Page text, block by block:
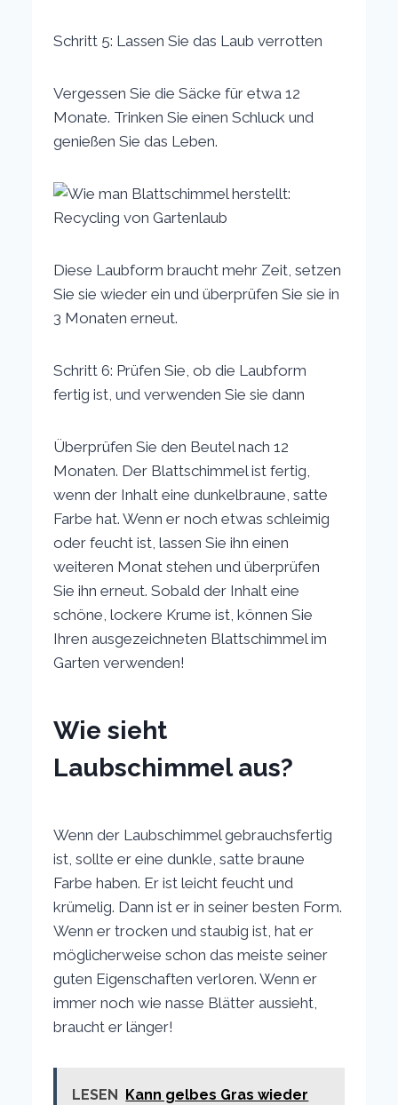
Schritt 5: Lassen Sie das Laub verrotten
Vergessen Sie die Säcke für etwa 12
Monate. Trinken Sie einen Schluck und
genießen Sie das Leben.
Diese Laubform braucht mehr Zeit, setzen
Sie sie wieder ein und überprüfen Sie sie in
3 Monaten erneut.
Schritt 6: Prüfen Sie, ob die Laubform
fertig ist, und verwenden Sie sie dann
Überprüfen Sie den Beutel nach 12
Monaten. Der Blattschimmel ist fertig,
wenn der Inhalt eine dunkelbraune, satte
Farbe hat. Wenn er noch etwas schleimig
oder feucht ist, lassen Sie ihn einen
weiteren Monat stehen und überprüfen
Sie ihn erneut. Sobald der Inhalt eine
schöne, lockere Krume ist, können Sie
Ihren ausgezeichneten Blattschimmel im
Garten verwenden!
Wie sieht
Laubschimmel aus?
Wenn der Laubschimmel gebrauchsfertig
ist, sollte er eine dunkle, satte braune
Farbe haben. Er ist leicht feucht und
krümelig. Dann ist er in seiner besten Form.
Wenn er trocken und staubig ist, hat er
möglicherweise schon das meiste seiner
guten Eigenschaften verloren. Wenn er
immer noch wie nasse Blätter aussieht,
braucht er länger!
LESEN Kann gelbes Gras wieder